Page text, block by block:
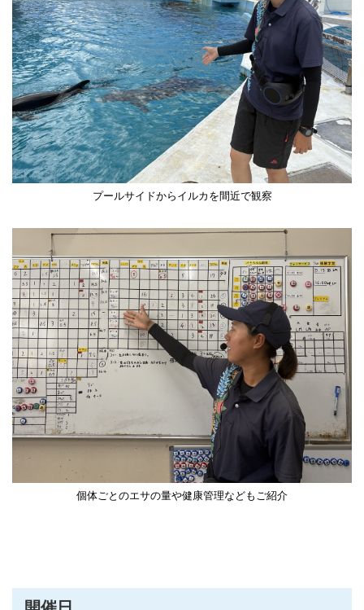
プールサイドからイルカを間近で観察
個体ごとのエサの量や健康管理などもご紹介